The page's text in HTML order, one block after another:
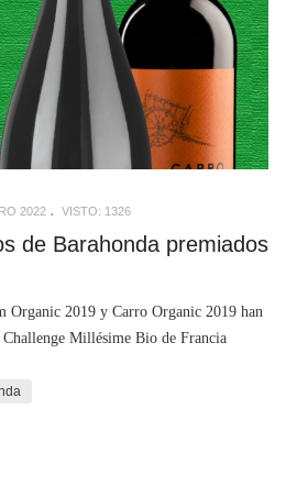
2022 VISTO: 1326
de Barahonda premiados
Organic 2019 y Carro Organic 2019 han
Millésime Bio de Francia